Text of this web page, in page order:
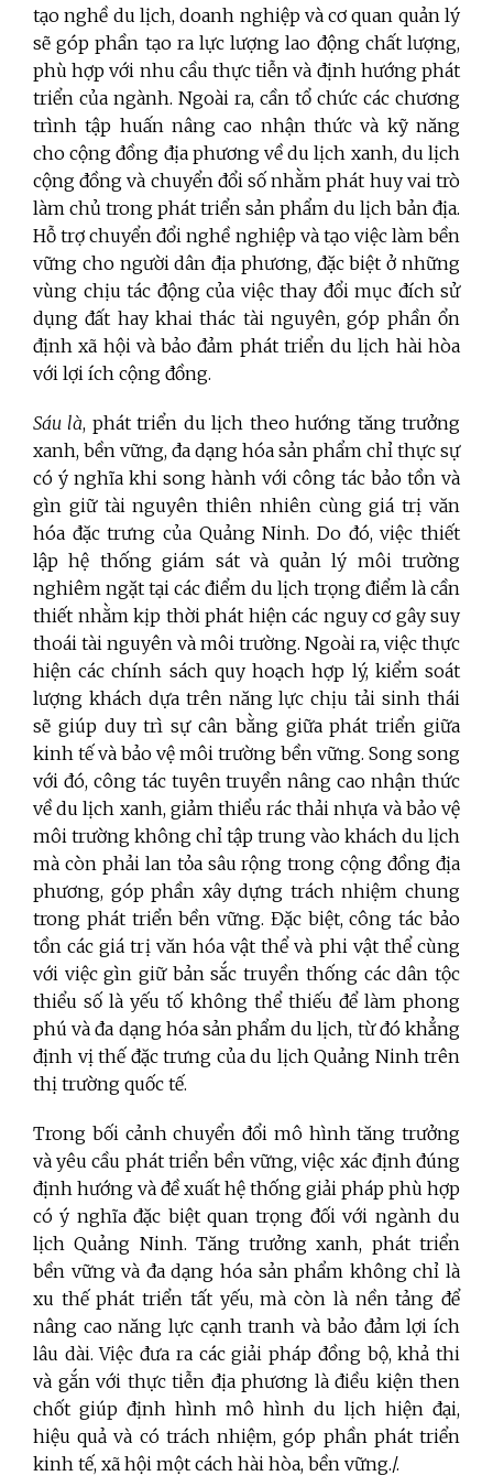
tạo nghề du lịch, doanh nghiệp và cơ quan quản lý
sẽ góp phần tạo ra lực lượng lao động chất lượng,
phù hợp với nhu cầu thực tiễn và định hướng phát
triển của ngành. Ngoài ra, cần tổ chức các chương
trình tập huấn nâng cao nhận thức và kỹ năng
cho cộng đồng địa phương về du lịch xanh, du lịch
cộng đồng và chuyển đổi số nhằm phát huy vai trò
làm chủ trong phát triển sản phẩm du lịch bản địa.
Hỗ trợ chuyển đổi nghề nghiệp và tạo việc làm bền
vững cho người dân địa phương, đặc biệt ở những
vùng chịu tác động của việc thay đổi mục đích sử
dụng đất hay khai thác tài nguyên, góp phần ổn
định xã hội và bảo đảm phát triển du lịch hài hòa
với lợi ích cộng đồng.
Sáu là, phát triển du lịch theo hướng tăng trưởng
xanh, bền vững, đa dạng hóa sản phẩm chỉ thực sự
có ý nghĩa khi song hành với công tác bảo tồn và
gìn giữ tài nguyên thiên nhiên cùng giá trị văn
hóa đặc trưng của Quảng Ninh. Do đó, việc thiết
lập hệ thống giám sát và quản lý môi trường
nghiêm ngặt tại các điểm du lịch trọng điểm là cần
thiết nhằm kịp thời phát hiện các nguy cơ gây suy
thoái tài nguyên và môi trường. Ngoài ra, việc thực
hiện các chính sách quy hoạch hợp lý, kiểm soát
lượng khách dựa trên năng lực chịu tải sinh thái
sẽ giúp duy trì sự cân bằng giữa phát triển giữa
kinh tế và bảo vệ môi trường bền vững. Song song
với đó, công tác tuyên truyền nâng cao nhận thức
về du lịch xanh, giảm thiểu rác thải nhựa và bảo vệ
môi trường không chỉ tập trung vào khách du lịch
mà còn phải lan tỏa sâu rộng trong cộng đồng địa
phương, góp phần xây dựng trách nhiệm chung
trong phát triển bền vững. Đặc biệt, công tác bảo
tồn các giá trị văn hóa vật thể và phi vật thể cùng
với việc gìn giữ bản sắc truyền thống các dân tộc
thiểu số là yếu tố không thể thiếu để làm phong
phú và đa dạng hóa sản phẩm du lịch, từ đó khẳng
định vị thế đặc trưng của du lịch Quảng Ninh trên
thị trường quốc tế.
Trong bối cảnh chuyển đổi mô hình tăng trưởng
và yêu cầu phát triển bền vững, việc xác định đúng
định hướng và đề xuất hệ thống giải pháp phù hợp
có ý nghĩa đặc biệt quan trọng đối với ngành du
lịch Quảng Ninh. Tăng trưởng xanh, phát triển
bền vững và đa dạng hóa sản phẩm không chỉ là
xu thế phát triển tất yếu, mà còn là nền tảng để
nâng cao năng lực cạnh tranh và bảo đảm lợi ích
lâu dài. Việc đưa ra các giải pháp đồng bộ, khả thi
và gắn với thực tiễn địa phương là điều kiện then
chốt giúp định hình mô hình du lịch hiện đại,
hiệu quả và có trách nhiệm, góp phần phát triển
kinh tế, xã hội một cách hài hòa, bền vững./.